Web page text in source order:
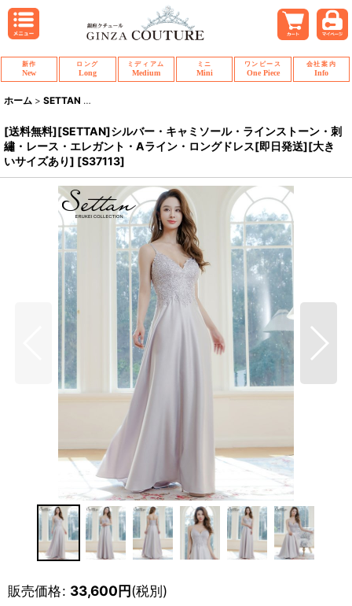
新作
New
ロング
Long
ミディアム
Medium
ミニ
Mini
ワンピース
One Piece
会社案内
Info
ホーム > SETTAN >
[送料無料][SETTAN]シルバー・キャミソール・ラインストーン・刺
繡・レース・エレガント・Aライン・ロングドレス[即日発送][大き
いサイズあり] [S37113]
販売価格: 33,600円(税別)